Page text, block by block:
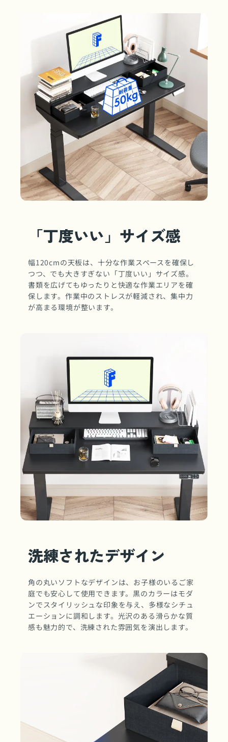
「丁度いい」サイズ感
幅120cmの天板は、十分な作業スペースを確保し
つつ、でも大きすぎない「丁度いい」サイズ感。
書類を広げてもゆったりと快適な作業エリアを確
保します。作業中のストレスが軽減され、集中力
が高まる環境が整います。
洗練されたデザイン
角の丸いソフトなデザインは、お子様のいるご家
庭でも安心して使用できます。黒のカラーはモダ
ンでスタイリッシュな印象を与え、多様なシチュ
エーションに調和します。光沢のある滑らかな質
感も魅力的で、洗練された雰囲気を演出します。